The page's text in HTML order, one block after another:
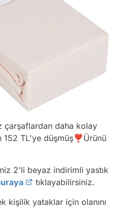
çarşaflardan daha kolay
152 TL'ye düşmüş❣️Ürünü
2'li beyaz indirimli yastık
tıklayabilirsiniz.
kişilik yataklar için olanını